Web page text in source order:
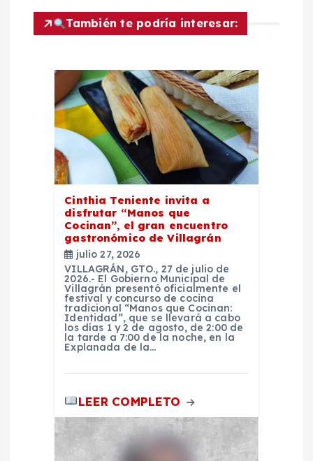
c
También te podría interesar:
Cinthia Teniente invita a
disfrutar “Manos que
Cocinan”, el gran encuentro
gastronómico de Villagrán
julio 27, 2026
VILLAGRÁN, GTO., 27 de julio de
2026.- El Gobierno Municipal de
Villagrán presentó oficialmente el
festival y concurso de cocina
tradicional “Manos que Cocinan:
Identidad”, que se llevará a cabo
los días 1 y 2 de agosto, de 2:00 de
la tarde a 7:00 de la noche, en la
Explanada de la…
LEER COMPLETO